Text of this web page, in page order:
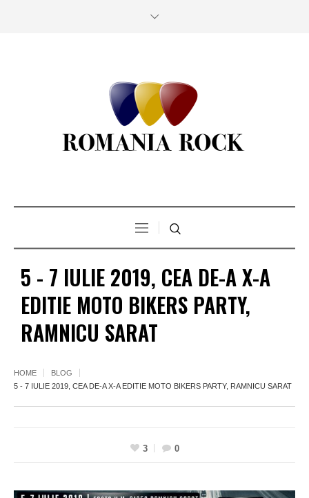
5 - 7 IULIE 2019, CEA DE-A X-A
EDITIE MOTO BIKERS PARTY,
RAMNICU SARAT
HOME
BLOG
5 - 7 IULIE 2019, CEA DE-A X-A EDITIE MOTO BIKERS PARTY, RAMNICU SARAT
3 0